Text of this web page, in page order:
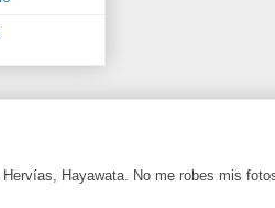
Hervías, Hayawata. No me robes mis